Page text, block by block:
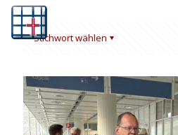
Stichwort wählen